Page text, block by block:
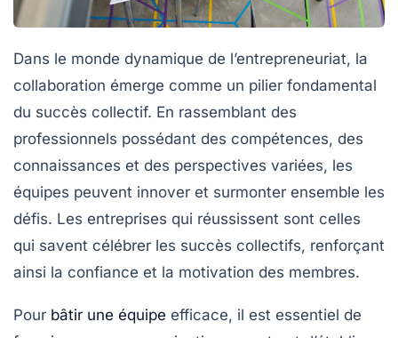
Dans le monde dynamique de l’entrepreneuriat, la
collaboration émerge comme un pilier fondamental
du succès collectif. En rassemblant des
professionnels possédant des compétences, des
connaissances et des perspectives variées, les
équipes peuvent innover et surmonter ensemble les
défis. Les entreprises qui réussissent sont celles
qui savent célébrer les succès collectifs, renforçant
ainsi la confiance et la motivation des membres.
Pour bâtir une équipe efficace, il est essentiel de